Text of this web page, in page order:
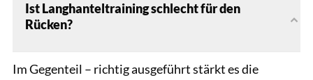
Ist Langhanteltraining schlecht für den
Rücken?
Im Gegenteil – richtig ausgeführt stärkt es die